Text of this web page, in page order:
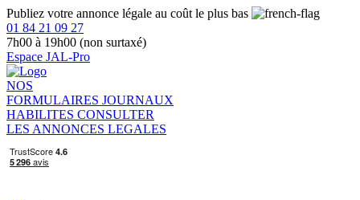
Publiez votre annonce légale au coût le plus bas
01 84 21 09 27
7h00 à 19h00 (non surtaxé)
Espace JAL-Pro
NOS
FORMULAIRES JOURNAUX
HABILITES CONSULTER
LES ANNONCES LEGALES